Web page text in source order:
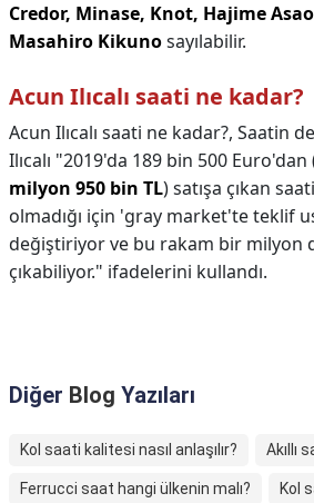
Credor, Minase, Knot, Hajime
Masahiro Kikunosayılabilir.
Acun Ilıcalı saati ne kadar?
Acun Ilıcalı saati ne kadar?, Saatin
Ilıcalı "2019'da 189 bin 500
milyon 950 bin TL) satışa çıkan
olmadığı için 'gray market'te teklif
değiştiriyor ve bu rakam bir milyon
çıkabiliyor." ifadelerini kullandı.
Diğer Blog Yazıları
Kol saati kalitesi nasıl anlaşılır? Akıllı
Ferrucci saat hangi ülkenin malı? Kol